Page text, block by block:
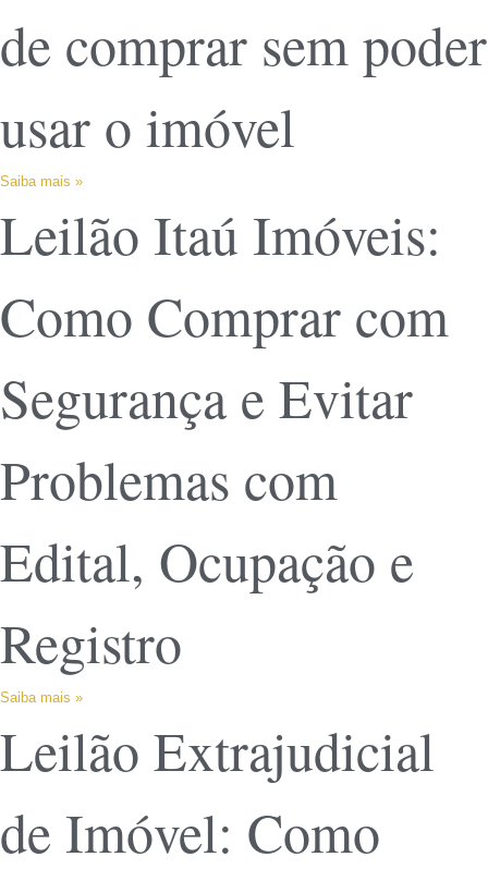
de comprar sem poder
usar o imóvel
Saiba mais »
Leilão Itaú Imóveis:
Como Comprar com
Segurança e Evitar
Problemas com
Edital, Ocupação e
Registro
Saiba mais »
Leilão Extrajudicial
de Imóvel: Como